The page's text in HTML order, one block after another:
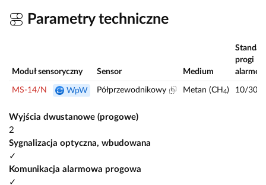
Parametry techniczne
Moduł sensoryczny Sensor Medium
progi
MS-14/N WpW Półprzewodnikowy Metan (CH 4) 10/30/
Wyjścia dwustanowe (progowe)
2
Sygnalizacja optyczna, wbudowana
✓
Komunikacja alarmowa progowa
✓